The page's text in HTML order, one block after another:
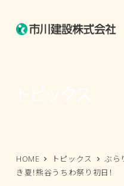
HOME トピックス ぶら
き夏！熊谷うちわ祭り初日！